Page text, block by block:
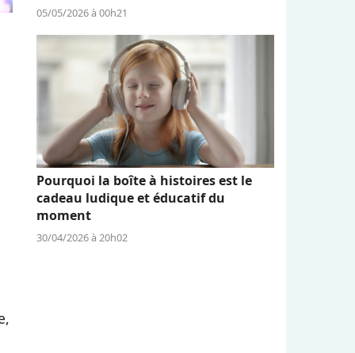
05/05/2026 à 00h21
Pourquoi la boîte à histoires est le
cadeau ludique et éducatif du
moment
30/04/2026 à 20h02